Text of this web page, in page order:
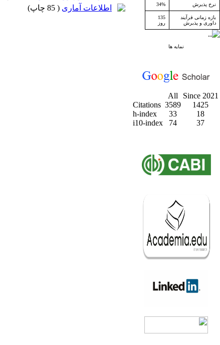
نرخ پذیرش 34%
بازه زمانی فرآیند
داوری و پذیرش
135
روز
نمایه ها
All
Since 2021
Citations 3589
1425
h-index
33
18
i10-index
74 37
اطلاعات آماری (
)